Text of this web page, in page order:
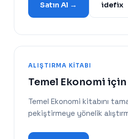
Satın Al → idefix
ALIŞTIRMA KITABI
Temel Ekonomi için
Temel Ekonomi kitabını
pekiştirmeye yönelik